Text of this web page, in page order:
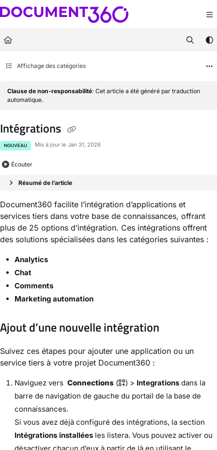
Documentation Index
Fetch the complete documentation index at:https://docs.document360.com/
Use this file to discover all available pages before exploring further.
Affichage des catégories
Clause de non-responsabilité: Cet article a été généré par traduction
automatique.
Intégrations
NOUVEAU Mis à jour le Jan 31, 2026
Écouter
Résumé de l’article
Document360 facilite l’intégration d’applications et
services tiers dans votre base de connaissances, offrant
plus de 25 options d’intégration. Ces intégrations offrent
des solutions spécialisées dans les catégories suivantes :
Analytics
Chat
Comments
Marketing automation
Ajout d’une nouvelle intégration
Suivez ces étapes pour ajouter une application ou un
service tiers à votre projet Document360 :
Naviguez vers Connections ( ) > Integrations dans la
barre de navigation de gauche du portail de la base de
connaissances.
Si vous avez déjà configuré des intégrations, la section
Intégrations installées les listera. Vous pouvez activer ou